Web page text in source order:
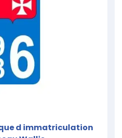
d immatriculation